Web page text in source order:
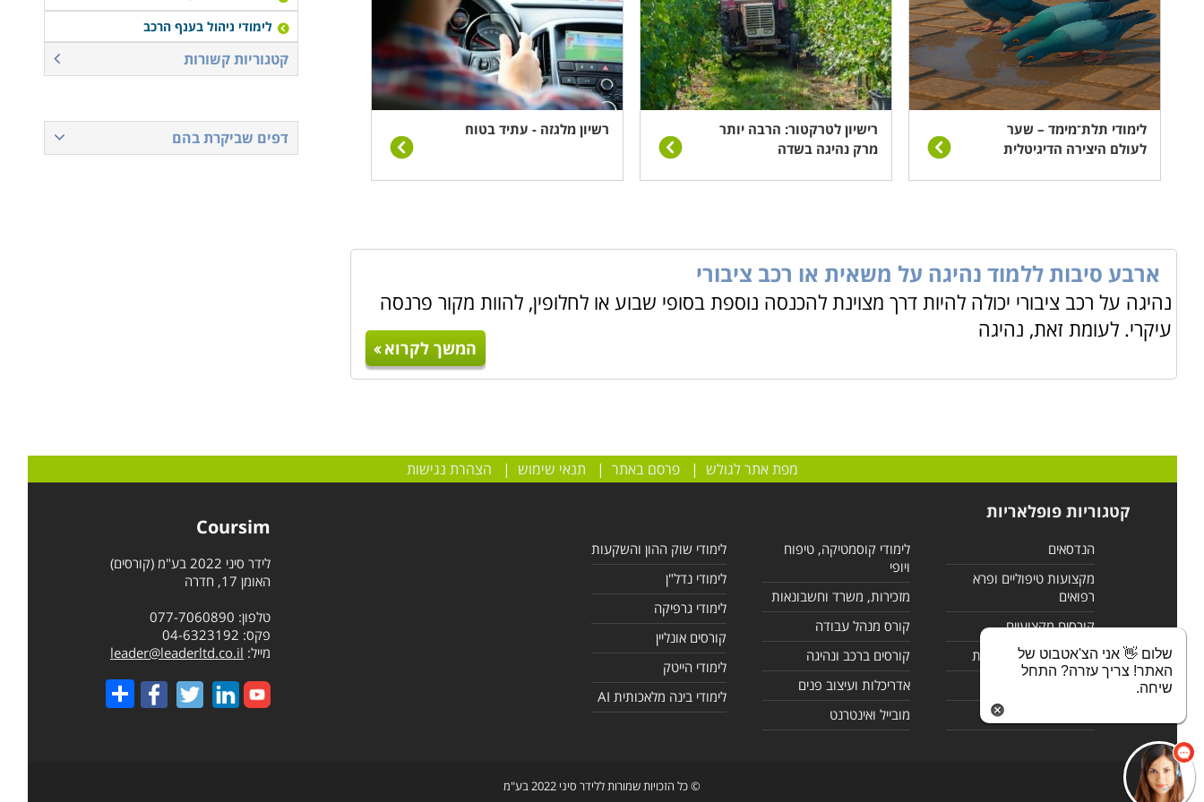
לימודי תלת־מימד – שער
לעולם היצירה הדיגיטלית
רישיון לטרקטור: הרבה יותר
מרק נהיגה בשדה
רשיון מלגזה - עתיד בטוח
ארבע סיבות ללמוד נהיגה על משאית או רכב ציבורי
נהיגה על רכב ציבורי יכולה להיות דרך מצוינת להכנסה נוספת בסופי שבוע או לחלופין, להוות מקור פרנסה
עיקרי. לעומת זאת, נהיגה
המשך לקרוא
לימודי ניהול בענף הרכב
קטגוריות קשורות
דפים שביקרת בהם
מפת אתר לגולש |פרסם באתר | תנאי שימוש | הצהרת נגישות
קטגוריות פופלאריות
הנדסאים
מקצועות טיפוליים ופרא
רפואים
קורסים מקצועיים
לימודי מחשבים ורשתות
לימודי קוסמטיקה, טיפוח
ויופי
מזכירות, משרד וחשבונאות
קורס מנהל עבודה
קורסים ברכב ונהיגה
אדריכלות ועיצוב פנים
מובייל ואינטרנט
לימודי שוק ההון והשקעות
לימודי נדל"ן
לימודי גרפיקה
קורסים אונליין
לימודי הייטק
לימודי בינה מלאכותית AI
Coursim
לידר סיני 2022 בע"מ (קורסים)
האומן 17, חדרה
טלפון: 077-7060890
פקס: 04-6323192
מייל: leader@leaderltd.co.il
Share
© כל הזכויות שמורות ללידר סיני 2022 בע"מ
שלום 👋 אני הצ'אטבוט של
האתר! צריך עזרה? התחל
שיחה.